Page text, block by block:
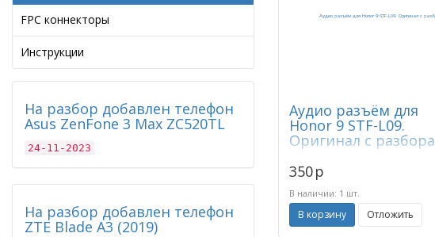
FPC коннекторы
Инструкции
На разбор добавлен телефон
Asus ZenFone 3 Max ZC520TL
24-11-2023
На разбор добавлен телефон
ZTE Blade A3 (2019)
Аудио разъём для
Honor 9 STF-L09.
Оригинал с разбора
350p
В наличии: 1 шт.
В корзину Отложить